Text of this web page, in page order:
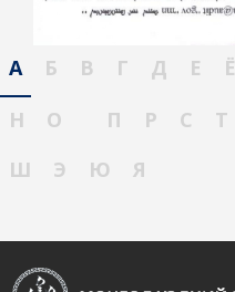
А Б В Г Д Е Ё
Н
О П Р С Т
Ш
Э Ю Я